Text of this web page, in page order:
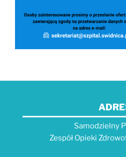
Samodzielny
Zespół Opieki